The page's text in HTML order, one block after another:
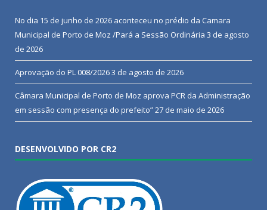
No dia 15 de junho de 2026 aconteceu no prédio da Camara
Municipal de Porto de Moz /Pará a Sessão Ordinária 3 de agosto
de 2026
Aprovação do PL 008/20263 de agosto de 2026
Câmara Municipal de Porto de Moz aprova PCR da Administração
em sessão com presença do prefeito”27 de maio de 2026
DESENVOLVIDO POR CR2